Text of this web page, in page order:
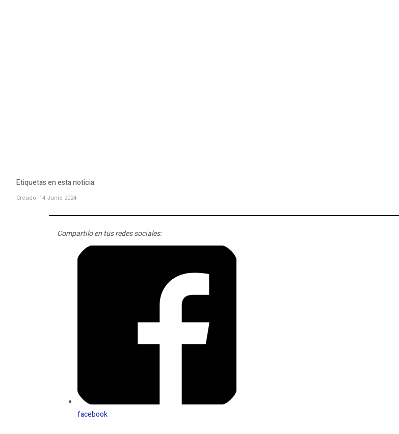
Etiquetas en esta noticia:
Creado: 14 Junio 2024
Compartilo en tus redes sociales:
facebook